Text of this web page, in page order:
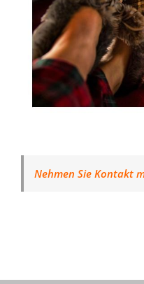
Nehmen Sie Kontakt